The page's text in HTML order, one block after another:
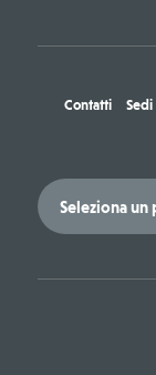
Contatti Sedi